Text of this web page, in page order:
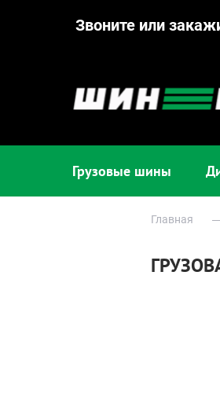
Звоните или
Грузовые шины
Главная